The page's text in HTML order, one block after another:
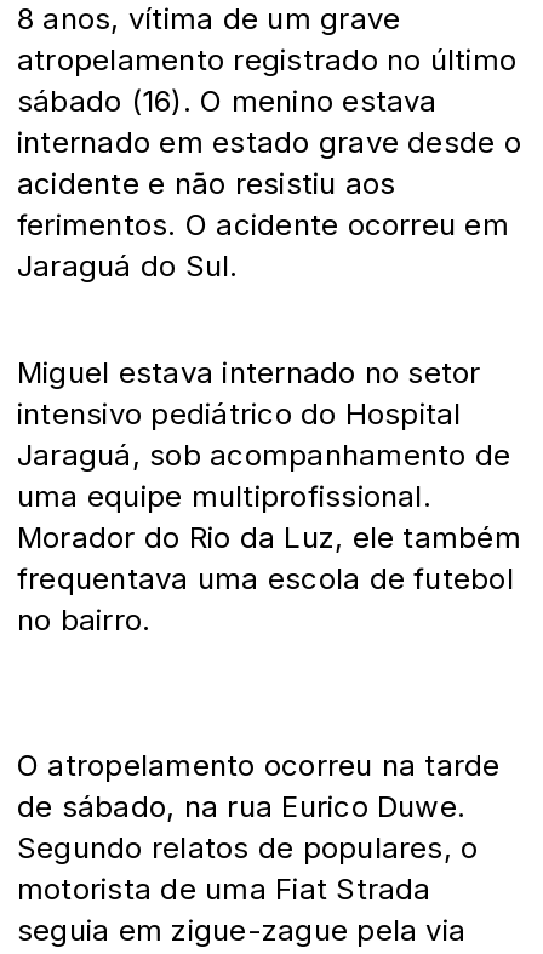
8 anos, vítima de um grave
atropelamento registrado no último
sábado (16). O menino estava
internado em estado grave desde o
acidente e não resistiu aos
ferimentos. O acidente ocorreu em
Jaraguá do Sul.
Miguel estava internado no setor
intensivo pediátrico do Hospital
Jaraguá, sob acompanhamento de
uma equipe multiprofissional.
Morador do Rio da Luz, ele também
frequentava uma escola de futebol
no bairro.
O atropelamento ocorreu na tarde
de sábado, na rua Eurico Duwe.
Segundo relatos de populares, o
motorista de uma Fiat Strada
seguia em zigue-zague pela via